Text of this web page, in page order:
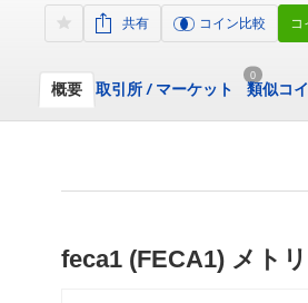
共有 コイン比較 コ
概要 取引所 /マーケット
0
類似コ
feca1 (FECA1) メト